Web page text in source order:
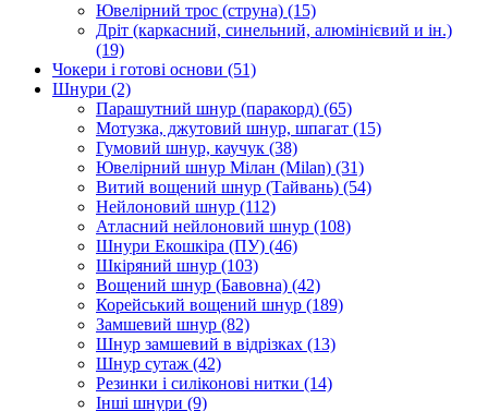
Ювелірний трос (струна) (15)
Дріт (каркасний, синельний, алюмінієвий и ін.)
(19)
Чокери і готові основи (51)
Шнури (2)
Парашутний шнур (паракорд) (65)
Мотузка, джутовий шнур, шпагат (15)
Гумовий шнур, каучук (38)
Ювелірний шнур Мілан (Milan) (31)
Витий вощений шнур (Тайвань) (54)
Нейлоновий шнур (112)
Атласний нейлоновий шнур (108)
Шнури Екошкіра (ПУ) (46)
Шкіряний шнур (103)
Вощений шнур (Бавовна) (42)
Корейський вощений шнур (189)
Замшевий шнур (82)
Шнур замшевий в відрізках (13)
Шнур сутаж (42)
Резинки і силіконові нитки (14)
Інші шнури (9)